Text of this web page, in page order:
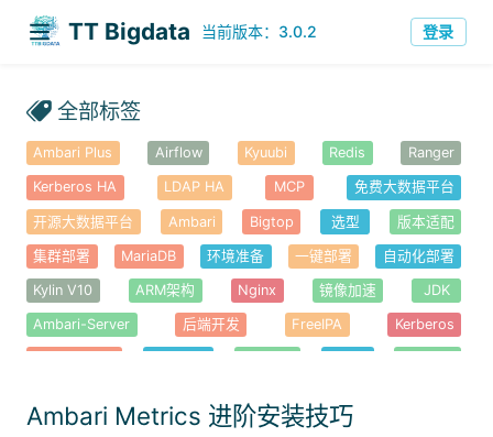
TT Bigdata 当前版本：3.0.2 登录
全部标签
Ambari Plus Airflow Kyuubi Redis Ranger
Kerberos HA LDAP HA MCP 免费大数据平台
开源大数据平台 Ambari Bigtop 选型 版本适配
集群部署 MariaDB 环境准备 一键部署 自动化部署
Kylin V10 ARM架构 Nginx 镜像加速 JDK
Ambari-Server 后端开发 FreeIPA Kerberos
Knox Hue Alluxio 性能优化 Atlas
Ambari Metrics 进阶安装技巧